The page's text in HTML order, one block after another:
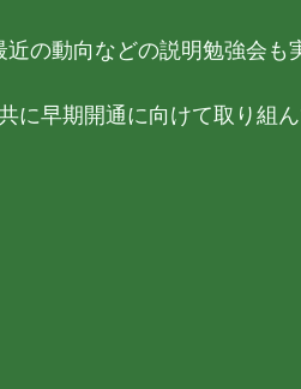
の動向などの説明勉強会も
に早期開通に向けて取り組ん